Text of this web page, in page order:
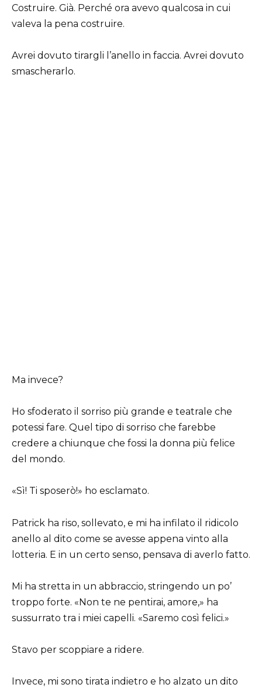
Costruire. Già. Perché ora avevo qualcosa in cui
valeva la pena costruire.
Avrei dovuto tirargli l’anello in faccia. Avrei dovuto
smascherarlo.
Ma invece?
Ho sfoderato il sorriso più grande e teatrale che
potessi fare. Quel tipo di sorriso che farebbe
credere a chiunque che fossi la donna più felice
del mondo.
«Sì! Ti sposerò!» ho esclamato.
Patrick ha riso, sollevato, e mi ha infilato il ridicolo
anello al dito come se avesse appena vinto alla
lotteria. E in un certo senso, pensava di averlo fatto.
Mi ha stretta in un abbraccio, stringendo un po’
troppo forte. «Non te ne pentirai, amore,» ha
sussurrato tra i miei capelli. «Saremo così felici.»
Stavo per scoppiare a ridere.
Invece, mi sono tirata indietro e ho alzato un dito